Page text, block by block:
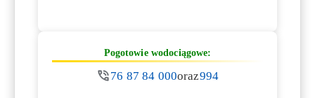
Pogotowie wodociągowe:
76 87 84 000oraz994